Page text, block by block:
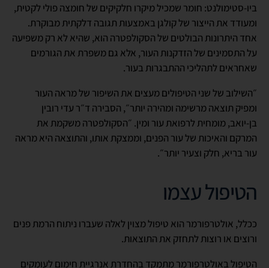
ביו-סטימולנט: חומר שמכיל מיקרו חלקיקים של חומצה פולי לקטית,
ומעודד את הייצור של קולגן באמצעות תגובה דלקתית מבוקרת.
אחד היתרונות הבולטים של הסקולפטרה הוא, שהיא לא רק משפיעה
על התסמינים של הזדקנות העור, אלא גם משפרת את הגורמים
שאחראים לתהליכי ההתבגרות בעור.
״השילוב של שני הטיפולים מעצים את השיפור של מראה העור
ומפיק תוצאה מרשימה ומהירה יותר״, הסבירה ד״ר עדי רובין
בן-יואב, מומחית לרפואת עור ומין. ״הסקולפטרה משקמת את
המרקם והאיכות של עור הפנים, וממצקת אותו, והתוצאה היא מראה
עור בריא, חלק וצעיר יותר״.
הטיפול עצמו
ככלל, אולטרפורמר הוא טיפול מצוין לאלה שעברו ניתוח הרמת פנים
ורוצים או רוצות לתחזק את התוצאות.
הטיפול באולטרפורמר מתמקד בהחדרת אנרגיית חימום לעומקים